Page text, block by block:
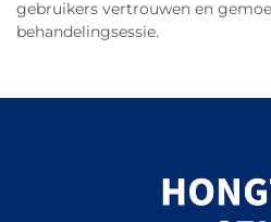
gebruikers vertrouwen en
behandelingsessie.